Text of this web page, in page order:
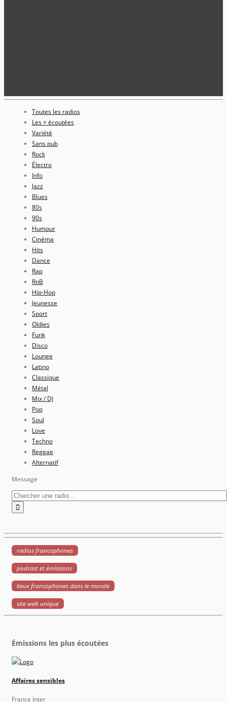
Toutes les radios
Les + écoutées
Variété
Sans pub
Rock
Électro
Info
Jazz
Blues
80s
90s
Humour
Cinéma
Hits
Dance
Rap
RnB
Hip-Hop
Jeunesse
Sport
Oldies
Funk
Disco
Lounge
Latino
Classique
Métal
Mix / DJ
Pop
Soul
Love
Techno
Reggae
Alternatif
Message
radios francophones
podcast et émissions
lieux francophones dans le monde
site web unique
Émissions les plus écoutées
Affaires sensibles
France Inter